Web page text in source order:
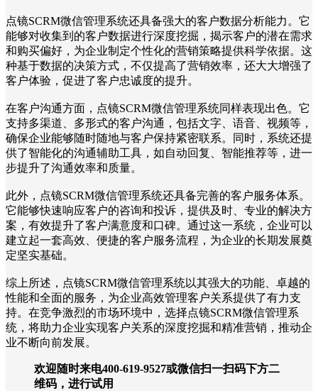
点镜SCRM微信管理系统还具备强大的客户数据分析能力。它
能够对收集到的客户数据进行深度挖掘，揭示客户的潜在需求
和购买偏好，为企业制定个性化的营销策略提供科学依据。这
种基于数据的决策方式，不仅提高了营销效率，还大大增强了
客户体验，促进了客户忠诚度的提升。
在客户沟通方面，点镜SCRM微信管理系统同样表现出色。它
支持多渠道、多形式的客户沟通，包括文字、语音、视频等，
确保企业能够随时随地与客户保持紧密联系。同时，系统还提
供了智能化的沟通辅助工具，如自动回复、智能推荐等，进一
步提升了沟通效率和质量。
此外，点镜SCRM微信管理系统还具备完善的客户服务体系。
它能够快速响应客户的咨询和投诉，提供及时、专业的解决方
案，有效提升了客户满意度和口碑。通过这一系统，企业可以
建立起一套高效、便捷的客户服务流程，为企业的长期发展奠
定坚实基础。
综上所述，点镜SCRM微信管理系统以其强大的功能、卓越的
性能和全面的服务，为企业高效管理客户关系提供了有力支
持。在竞争激烈的市场环境中，选择点镜SCRM微信管理系
统，将助力企业实现客户关系的深度挖掘和精准营销，推动企
业不断向前发展。
欢迎随时来电400-619-9527或微信扫一扫码下方二
维码，进行试用